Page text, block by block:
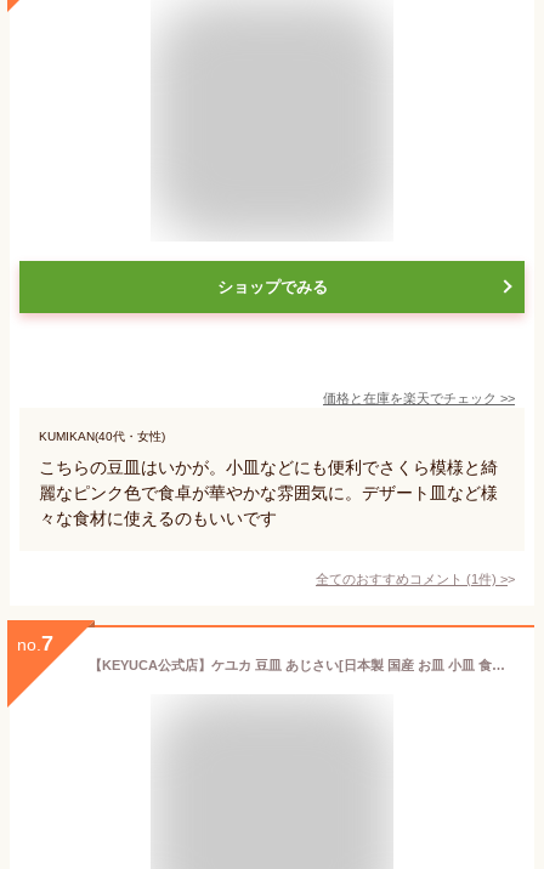
ショップでみる
価格と在庫を楽天でチェック >>
KUMIKAN(40代・女性)
こちらの豆皿はいかが。小皿などにも便利でさくら模様と綺
麗なピンク色で食卓が華やかな雰囲気に。デザート皿など様
々な食材に使えるのもいいです
全てのおすすめコメント (1件) >
no. 7
【KEYUCA公式店】ケユカ 豆皿 あじさい[日本製 国産 お皿 小皿 食器 ソーダガラス シンプル おしゃれ ガラス皿 お茶菓子 一品料理 ギフト プレゼント 小鉢 和食器 仕切り皿 敬老の日 贈り物 醤油皿 取り皿 お通し おつまみ 小さい デザート皿 びいどろ 津軽びいどろ 器]